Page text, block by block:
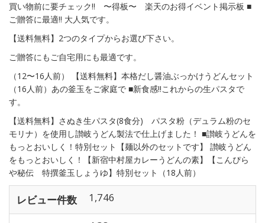
買い物前に要チェック!! 〜得板〜 楽天のお得イベント掲示板 ■
ご贈答に最適!! 大人気です。
【送料無料】2つのタイプからお選び下さい。
ご贈答にもご自宅用にも最適です。
（12〜16人前） 【送料無料】本格だし醤油ぶっかけうどんセット
（16人前）あの釜玉をご家庭で ■新食感!!これからの生パスタで
す。
【送料無料】さぬき生パスタ(8食分) パスタ粉（デュラム粉のセ
モリナ）を使用し讃岐うどん製法で仕上げました！ ■讃岐うどんを
もっとおいしく！特別セット【麺以外のセットです】 讃岐うどん
をもっとおいしく！【新宿中村屋カレーうどんの素】【こんぴら
や秘伝 特撰釜玉しょうゆ】特別セット（18人前）
レビュー件数 1,746